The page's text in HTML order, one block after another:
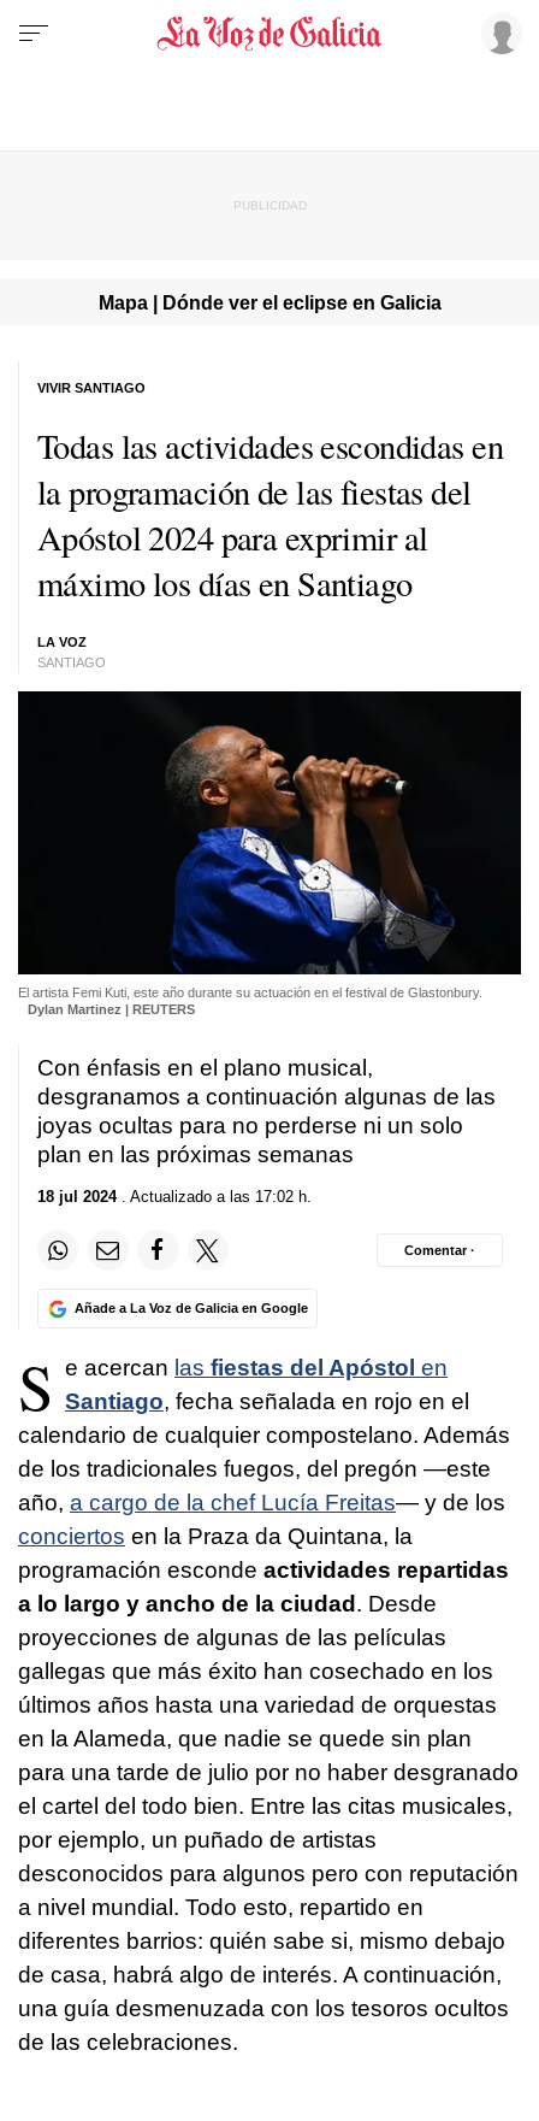
Mapa | Dónde ver el eclipse en Galicia
Todas las actividades escondidas en
la programación de las fiestas del
Apóstol 2024 para exprimir al
máximo los días en Santiago
LA VOZ
SANTIAGO
VIVIR SANTIAGO
El artista Femi Kuti, este año durante su actuación en el festival de Glastonbury.
Dylan Martinez | REUTERS
Con énfasis en el plano musical,
desgranamos a continuación algunas de las
joyas ocultas para no perderse ni un solo
plan en las próximas semanas
18 jul 2024. Actualizado a las 17:02 h.
Añade a La Voz de Galicia en Google
Comentar ·
S e acercan las fiestas del Apóstol en
Santiago, fecha señalada en rojo en el
calendario de cualquier compostelano. Además
de los tradicionales fuegos, del pregón —este
año, a cargo de la chef Lucía Freitas— y de los
conciertos en la Praza da Quintana, la
programación esconde actividades repartidas
a lo largo y ancho de la ciudad . Desde
proyecciones de algunas de las películas
gallegas que más éxito han cosechado en los
últimos años hasta una variedad de orquestas
en la Alameda, que nadie se quede sin plan
para una tarde de julio por no haber desgranado
el cartel del todo bien. Entre las citas musicales,
por ejemplo, un puñado de artistas
desconocidos para algunos pero con reputación
a nivel mundial. Todo esto, repartido en
diferentes barrios: quién sabe si, mismo debajo
de casa, habrá algo de interés. A continuación,
una guía desmenuzada con los tesoros ocultos
de las celebraciones.